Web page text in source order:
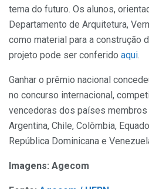
tema do futuro. Os alunos,
Departamento de Arquitetura,
como material para a construção
projeto pode ser conferido aqui.
Ganhar o prêmio nacional
no concurso internacional,
vencedoras dos países membros
Argentina, Chile, Colômbia,
República Dominicana e
Imagens: Agecom